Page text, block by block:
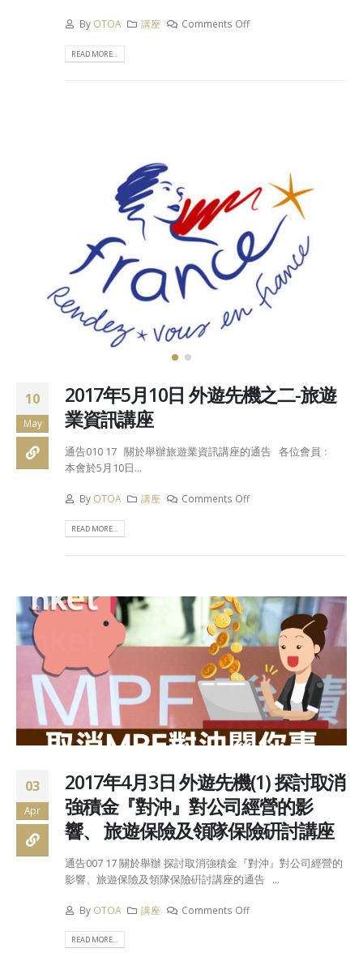
By OTOA 講座 Comments Off
READ MORE...
10
May
2017年5月10日 外遊先機之二-旅遊
業資訊講座
通告010 17 關於舉辦旅遊業資訊講座的通告 各位會員﹕
本會於5月10日...
By OTOA 講座 Comments Off
READ MORE...
03
Apr
2017年4月3日 外遊先機(1) 探討取消
強積金『對沖』對公司經營的影
響、 旅遊保險及領隊保險硏討講座
通告007 17 關於舉辦 探討取消強積金『對沖』對公司經營的
影響、旅遊保險及領隊保險硏討講座的通告 ...
By OTOA 講座 Comments Off
READ MORE...